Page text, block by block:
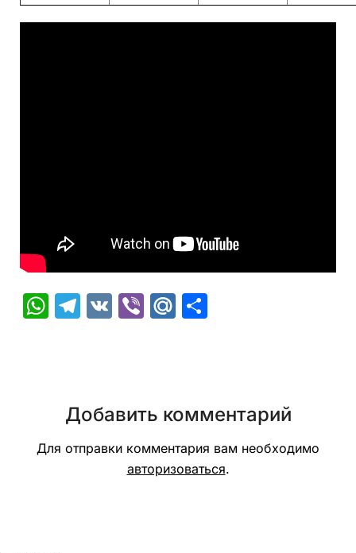
WhatsApp
Telegram
VK ViberMail.Ru
Добавить комментарий
Для отправки комментария вам необходимо
авторизоваться.